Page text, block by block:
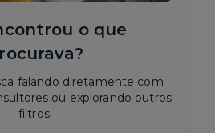
o que
falando diretamente com
ou explorando outros
filtros.